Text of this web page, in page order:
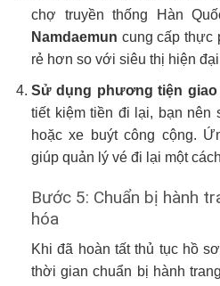
chợ truyền thống Hàn
Namdaemun cung cấp thực
rẻ hơn so với siêu thị hiện
Sử dụng phương tiện
tiết kiệm tiền đi lại, bạn nên
hoặc xe buýt công cộng.
giúp quản lý vé đi lại một
Bước 5: Chuẩn bị hành
hóa
Khi đã hoàn tất thủ tục hồ
thời gian chuẩn bị hành